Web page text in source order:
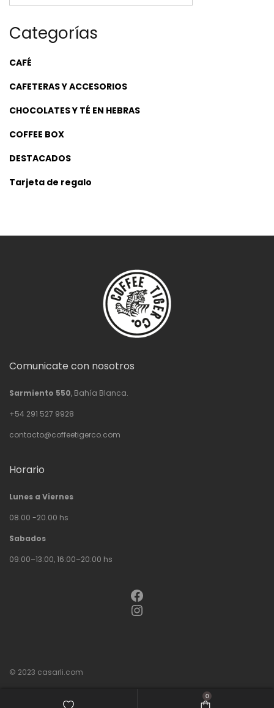
Categorías
CAFÉ
CAFETERAS Y ACCESORIOS
CHOCOLATES Y TÉ EN HEBRAS
COFFEE BOX
DESTACADOS
Tarjeta de regalo
Comunicate con nosotros
Sarmiento 550, Bahía Blanca.
+54 291 527 9928
contacto@coffeetigerco.com
Horario
Lunes a Viernes
08.00 -20.00 hs
Sabados
09:00–13:00, 16:00–20:00 hs
Facebook
Instagram
© 2023 casarli.com
0